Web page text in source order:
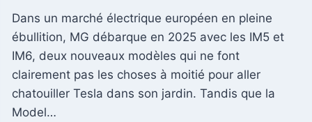
Dans un marché électrique européen en pleine
ébullition, MG débarque en 2025 avec les IM5 et
IM6, deux nouveaux modèles qui ne font
clairement pas les choses à moitié pour aller
chatouiller Tesla dans son jardin. Tandis que la
Model…